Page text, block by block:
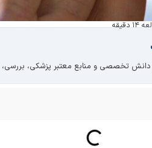
دقیقه
دانش تخصصی و منابع معتبر پزشکی،